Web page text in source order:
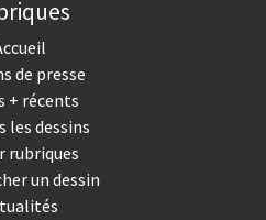
de presse
+ récents
les dessins
rubriques
un dessin